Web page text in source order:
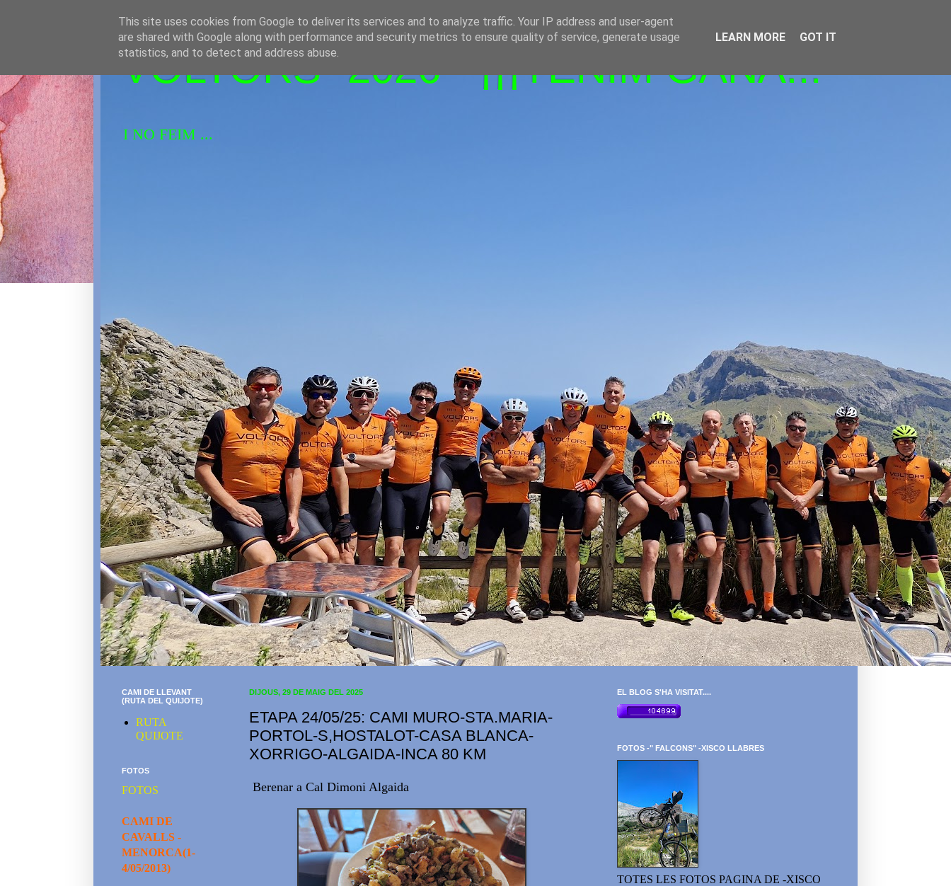
VOLTORS -2026 - ¡¡¡TENIM GANA!!!
I NO FEIM ...
DIJOUS, 29 DE MAIG DEL 2025
ETAPA 24/05/25: CAMI MURO-STA.MARIA-
PORTOL-S,HOSTALOT-CASA BLANCA-
XORRIGO-ALGAIDA-INCA 80 KM
Berenar a Cal Dimoni Algaida
CAMI DE LLEVANT
(RUTA DEL QUIJOTE)
RUTA
QUIJOTE
FOTOS
FOTOS
CAMI DE
CAVALLS -
MENORCA(1-
4/05/2013)
EL BLOG S'HA VISITAT....
FOTOS -" FALCONS" -XISCO LLABRES
TOTES LES FOTOS PAGINA DE -XISCO
This site uses cookies from Google to deliver its services and to analyze traffic. Your IP address and user-agent
are shared with Google along with performance and security metrics to ensure quality of service, generate usage
statistics, and to detect and address abuse.
LEARN MORE GOT IT